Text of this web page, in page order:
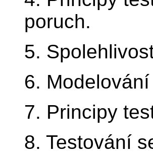
poruch.
5.
6.
7. Principy
8. Testování